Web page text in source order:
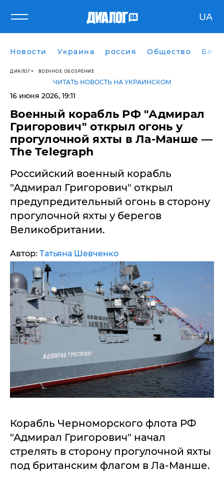
UA
Новости Украина россия Общество
ДИАЛОГ ВОЕННОЕ ОБОЗРЕНИЕ
ЧИТАТЬ НОВОСТЬ НА УКРАИНСКОМ
16 июня 2026, 19:11
Военный корабль РФ "Адмирал
Григорович" открыл огонь у
прогулочной яхты в Ла-Манше —
The Telegraph
​Российский военный корабль
"Адмирал Григорович" открыл
предупредительный огонь в сторону
прогулочной яхты у берегов
Великобритании.
Автор: Татьяна Шевченко
Корабль Черноморского флота РФ
"Адмирал Григорович" начал
стрелять в сторону прогулочной яхты
под британским флагом в Ла-Манше.